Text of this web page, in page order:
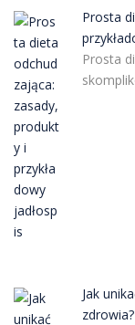
Prosta
Prosta
Jak
zdrowia?